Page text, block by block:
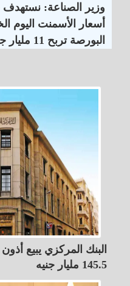
وزير الصناعة: نستهدف
أسعار الأسمنت اليوم الخميس 6
البورصة تربح 11 مليار جنيه الخميس 6 أغسطس 2026
البنك المركزي يبيع
145.5 مليار جنيه